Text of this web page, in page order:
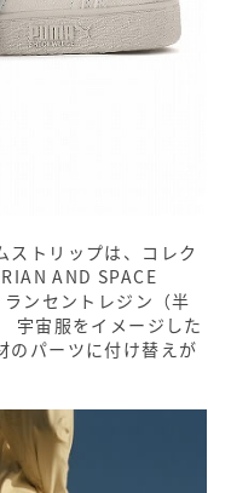
ストリップは、コレク
AND SPACE
ンセントレジン（半
宇宙服をイメージした
のパーツに付け替えが